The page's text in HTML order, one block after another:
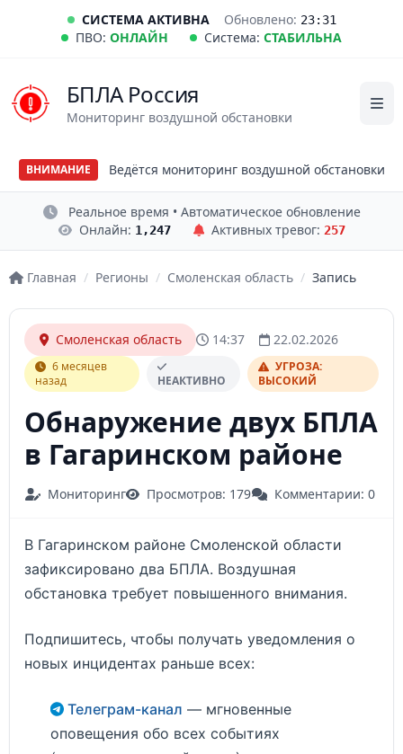
СИСТЕМА АКТИВНА Обновлено: 23:31
ПВО: ОНЛАЙН Система: СТАБИЛЬНА
БПЛА Россия
Мониторинг воздушной обстановки
ВНИМАНИЕ Ведётся мониторинг воздушной обстановки
Реальное время • Автоматическое обновление
Онлайн: 1,247 Активных тревог: 257
Главная / Регионы / Смоленская область / Запись
Смоленская область 14:37 22.02.2026
6 месяцев
назад
НЕАКТИВНО
УГРОЗА:
ВЫСОКИЙ
Обнаружение двух БПЛА
в Гагаринском районе
Мониторинг Просмотров: 179 Комментарии: 0
В Гагаринском районе Смоленской области
зафиксировано два БПЛА. Воздушная
обстановка требует повышенного внимания.
Подпишитесь, чтобы получать уведомления о
новых инцидентах раньше всех:
Телеграм-канал — мгновенные
оповещения обо всех событиях